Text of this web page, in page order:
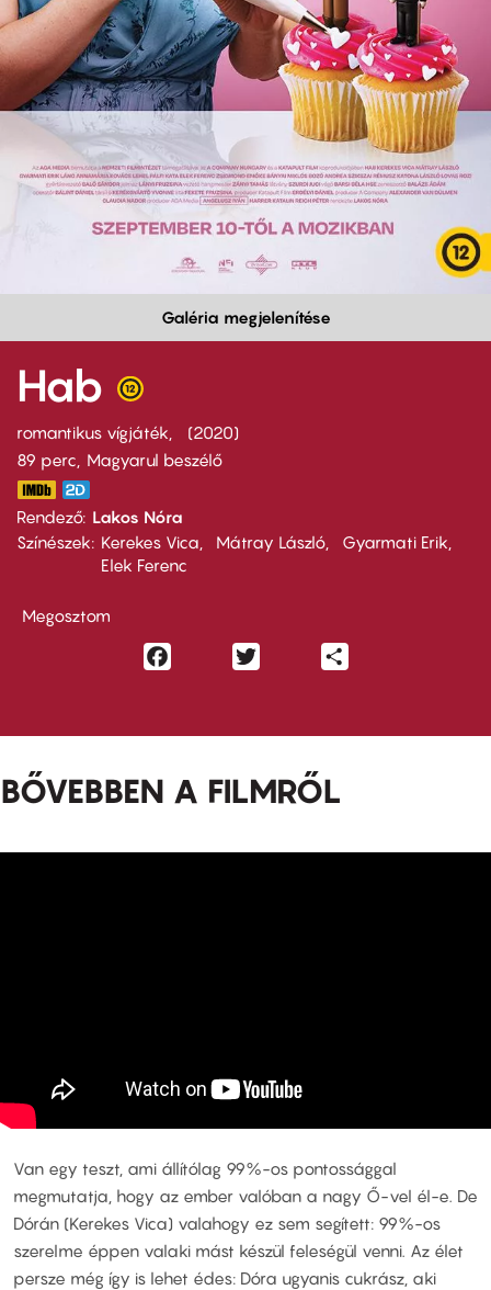
Galéria megjelenítése
Hab
romantikus vígjáték
2020
89 perc,
Magyarul beszélő
Rendező Lakos Nóra
Színészek
Kerekes Vica Mátray László
Gyarmati Erik
Elek Ferenc
Megosztom
Facebook
BŐVEBBEN A FILMRŐL
Van egy teszt, ami állítólag 99%-os pontossággal
megmutatja, hogy az ember valóban a nagy Ő-vel él-e. De
Dórán (Kerekes Vica) valahogy ez sem segített: 99%-os
szerelme éppen valaki mást készül feleségül venni. Az élet
persze még így is lehet édes: Dóra ugyanis cukrász, aki